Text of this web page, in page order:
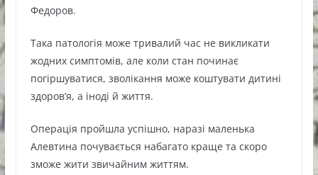
Федоров.
Така патологія може тривалий час не викликати
жодних симптомів, але коли стан починає
погіршуватися, зволікання може коштувати дитині
здоров’я, а іноді й життя.
Операція пройшла успішно, наразі маленька
Алевтина почувається набагато краще та скоро
зможе жити звичайним життям.